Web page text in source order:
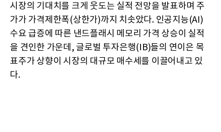
시장의 기대치를 크게 웃도는 실적 전망을 발표하며 주
가가 가격제한폭(상한가)까지 치솟았다. 인공지능(AI)
수요 급증에 따른 낸드플래시 메모리 가격 상승이 실적
을 견인한 가운데, 글로벌 투자은행(IB)들의 연이은 목
표주가 상향이 시장의 대규모 매수세를 이끌어내고 있
다.